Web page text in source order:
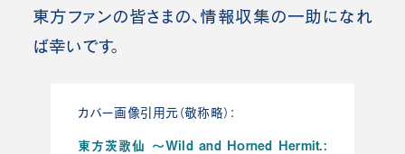
東方ファンの皆さまの、情報収集の一助になれ
ば幸いです。
カバー画像引用元（敬称略）：
東方茨歌仙 ～Wild and Horned Hermit.: